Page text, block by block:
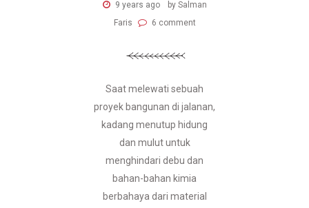
9 years ago
by Salman
Faris
6 comment
Saat melewati sebuah
proyek bangunan di jalanan,
kadang menutup hidung
dan mulut untuk
menghindari debu dan
bahan-bahan kimia
berbahaya dari material